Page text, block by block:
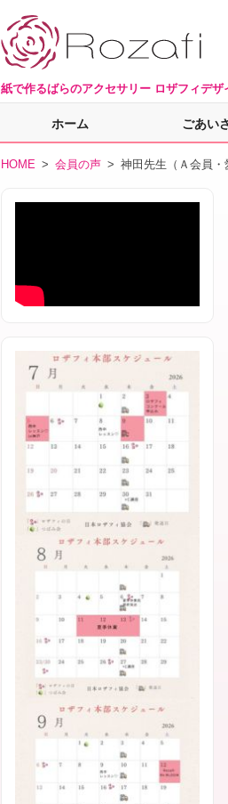
紙で作るばらのアクセサリー ロザフィデ
ホーム ごあい
HOME > 会員の声 > 神田先生（Ａ会員・